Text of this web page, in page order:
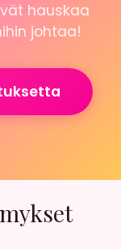
hauskaa
johtaa!